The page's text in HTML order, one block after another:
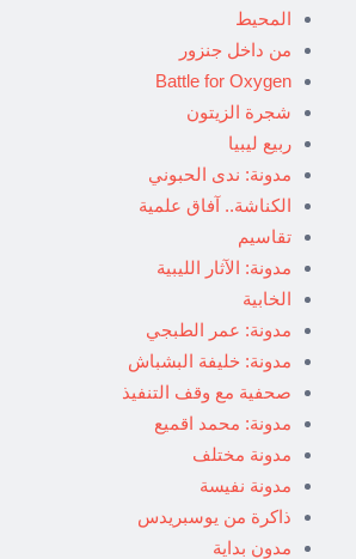
المحيط
من داخل جنزور
Battle for Oxygen
شجرة الزيتون
ربيع ليبيا
مدونة: ندى الحبوني
الكناشة.. آفاق علمية
تقاسيم
مدونة: الآثار الليبية
الخابية
مدونة: عمر الطبجي
مدونة: خليفة البشباش
صحفية مع وقف التنفيذ
مدونة: محمد اقميع
مدونة مختلف
مدونة نفيسة
ذاكرة من يوسبريدس
مدون بداية